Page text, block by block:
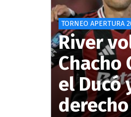
TORNEO APERTURA
River
Chacho
el Ducó
derecho